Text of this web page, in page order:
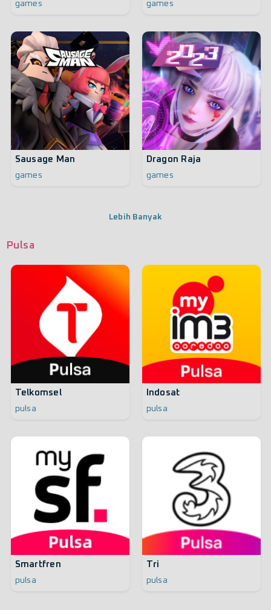
games games
Sausage Man
games
Dragon Raja
games
Lebih Banyak
Pulsa
Telkomsel
pulsa
Indosat
pulsa
Smartfren
pulsa
Tri
pulsa